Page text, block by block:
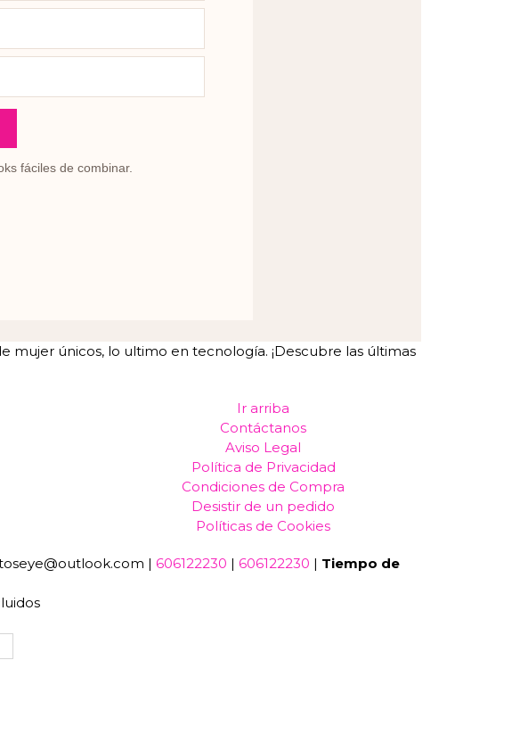
fáciles de combinar.
únicos, lo ultimo en tecnología. ¡Descubre las últimas
Ir arriba
Contáctanos
Aviso Legal
Política de Privacidad
Condiciones de Compra
Desistir de un pedido
Políticas de Cookies
|606122230 |606122230 | Tiempo de